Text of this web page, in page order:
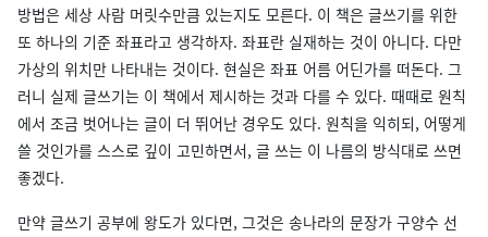
방법은 세상 사람 머릿수만큼 있는지도 모른다. 이 책은 글쓰기를 위한
또 하나의 기준 좌표라고 생각하자. 좌표란 실재하는 것이 아니다. 다만
가상의 위치만 나타내는 것이다. 현실은 좌표 어름 어딘가를 떠돈다. 그
러니 실제 글쓰기는 이 책에서 제시하는 것과 다를 수 있다. 때때로 원칙
에서 조금 벗어나는 글이 더 뛰어난 경우도 있다. 원칙을 익히되, 어떻게
쓸 것인가를 스스로 깊이 고민하면서, 글 쓰는 이 나름의 방식대로 쓰면
좋겠다.
만약 글쓰기 공부에 왕도가 있다면, 그것은 송나라의 문장가 구양수 선